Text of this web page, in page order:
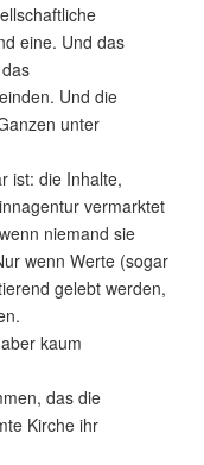
eine. Und das
Und die
unter
ist: die Inhalte,
vermarktet
niemand sie
wenn Werte (sogar
gelebt werden,
kaum
das die
Kirche ihr